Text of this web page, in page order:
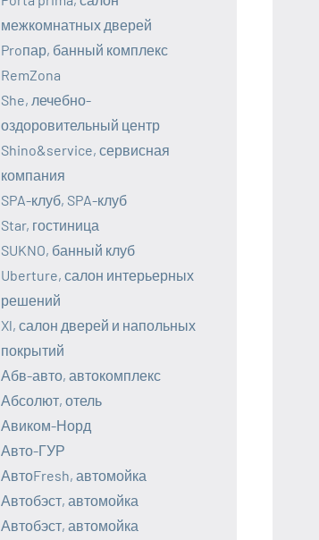
межкомнатных дверей
Proпар, банный комплекс
RemZona
She, лечебно-
оздоровительный центр
Shino&service, сервисная
компания
SPA-клуб, SPA-клуб
Star, гостиница
SUKNO, банный клуб
Uberture, салон интерьерных
решений
Xl, салон дверей и напольных
покрытий
Абв-авто, автокомплекс
Абсолют, отель
Авиком-Норд
Авто-ГУР
АвтоFresh, автомойка
Автобэст, автомойка
Автобэст, автомойка